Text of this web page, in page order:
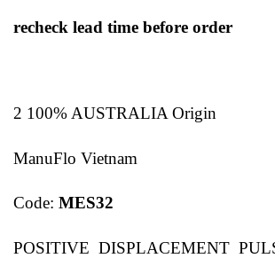
recheck lead time before order
2 100% AUSTRALIA Origin
ManuFlo Vietnam
Code: MES32
POSITIVE DISPLACEMENT